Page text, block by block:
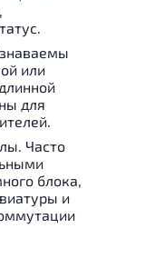
или
для
Часто
блока,
и